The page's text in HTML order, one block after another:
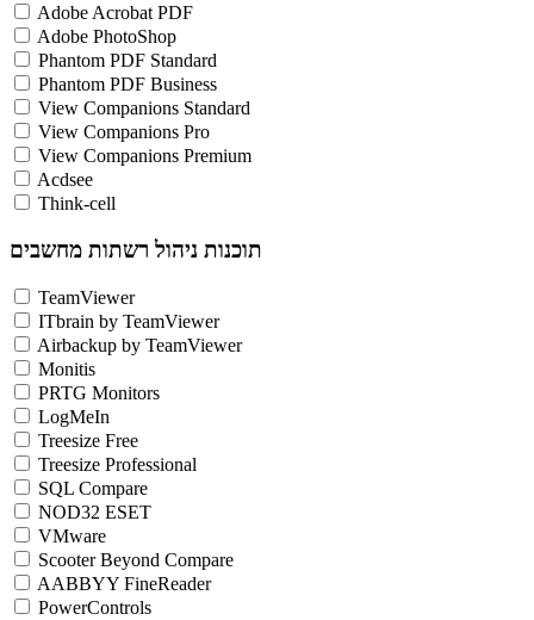
Adobe Acrobat PDF
Adobe PhotoShop
Phantom PDF Standard
Phantom PDF Business
View Companions Standard
View Companions Pro
View Companions Premium
Acdsee
Think-cell
תוכנות ניהול רשתות מחשבים
TeamViewer
ITbrain by TeamViewer
Airbackup by TeamViewer
Monitis
PRTG Monitors
LogMeIn
Treesize Free
Treesize Professional
SQL Compare
NOD32 ESET
VMware
Scooter Beyond Compare
AABBYY FineReader
PowerControls